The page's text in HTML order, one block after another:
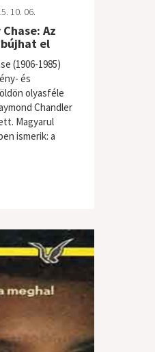
10. 06.
Az
el
(1906-1985)
és
olyasféle
Chandler
Magyarul
ismerik: a